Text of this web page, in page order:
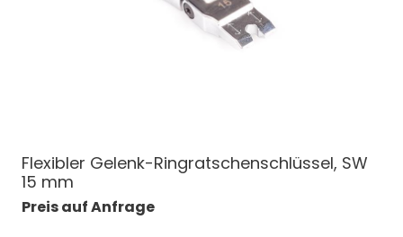
Flexibler Gelenk-Ringratschenschlüssel, SW
15 mm
Preis auf Anfrage